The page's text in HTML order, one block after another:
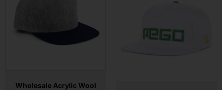
Wholesale Acrylic Wool